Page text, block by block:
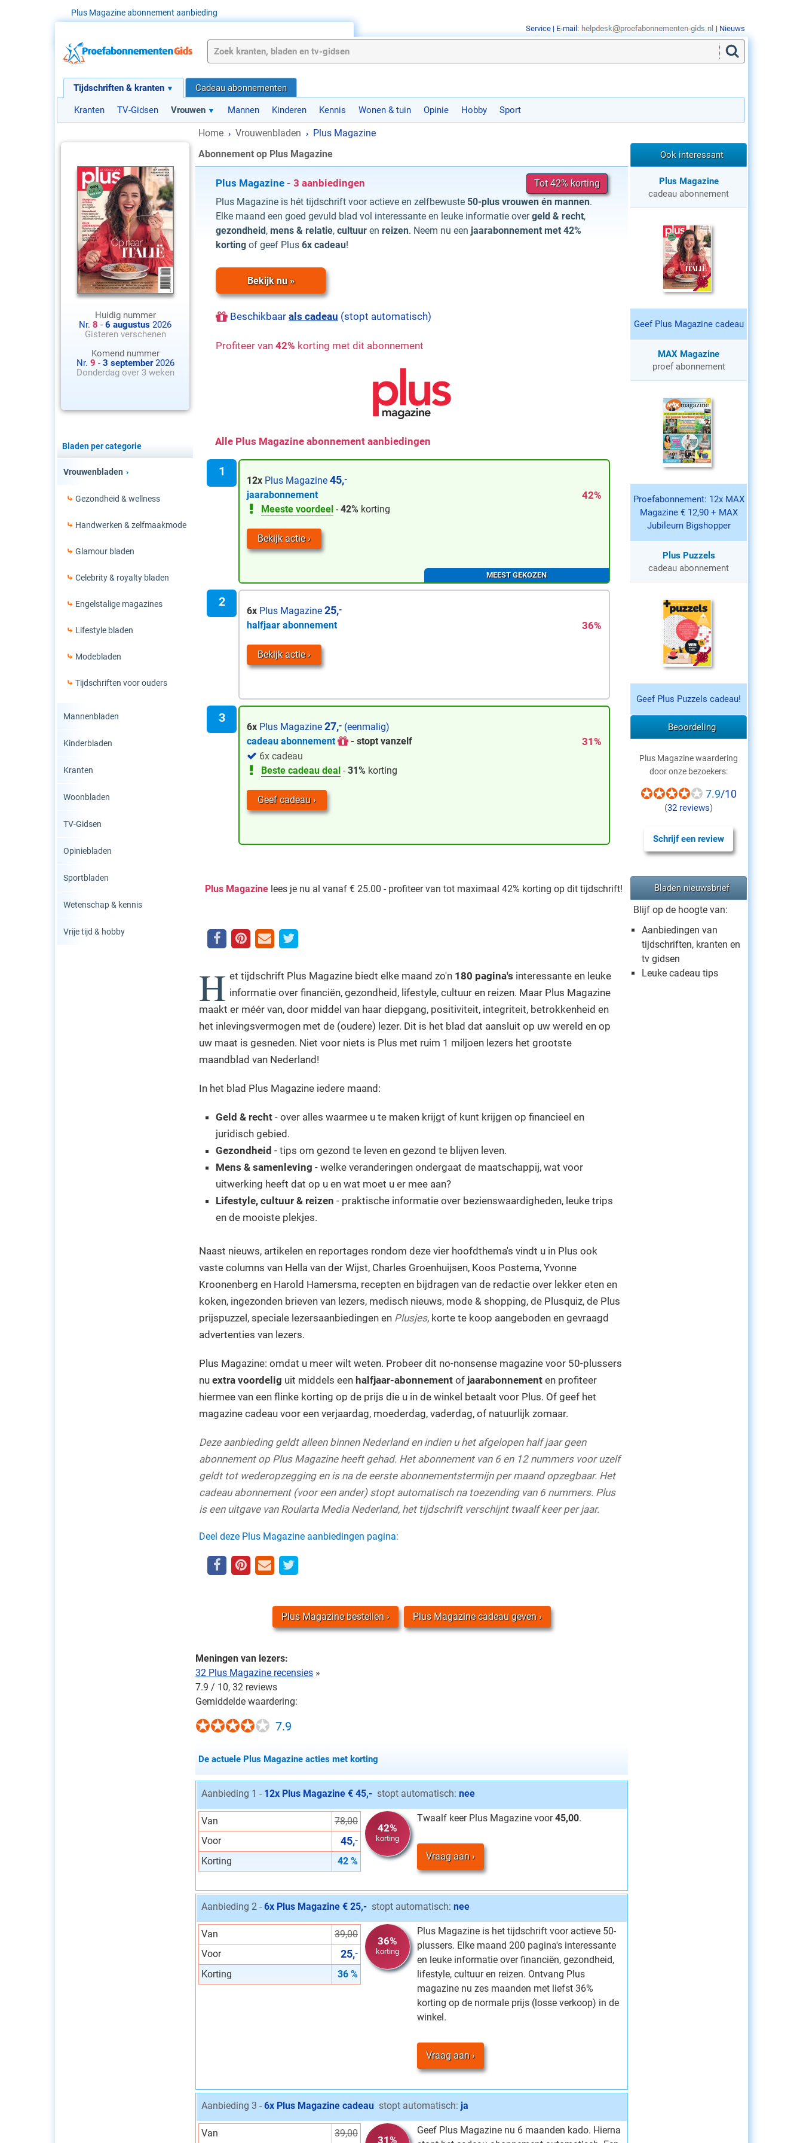
Plus Magazine abonnement aanbieding
Tijdschriften & kranten
Kranten TV-Gidsen Vrouwen Mannen Kinderen Kennis Wonen & tuin Opinie Hobby Sport
Cadeau abonnementen
Home › Vrouwenbladen › Plus Magazine
Huidig nummer
Nr. 8 - 6 augustus 2026
Gisteren verschenen
Komend nummer
Nr. 9 - 3 september2026
Donderdag over 3 weken
Bladen per categorie
Vrouwenbladen
Gezondheid & wellness
Handwerken & zelfmaakmode
Glamour bladen
Celebrity & royalty bladen
Engelstalige magazines
Lifestyle bladen
Modebladen
Tijdschriften voor ouders
Mannenbladen
Kinderbladen
Kranten
Woonbladen
TV-Gidsen
Opiniebladen
Sportbladen
Wetenschap & kennis
Vrije tijd & hobby
Abonnement op Plus Magazine
Tot 42% korting
Plus Magazine - 3 aanbiedingen
Plus Magazine is hét tijdschrift voor actieve en zelfbewuste 50-plus vrouwen én mannen.
Elke maand een goed gevuld blad vol interessante en leuke informatie overgeld & recht,
gezondheid, mens & relatie, cultuur en reizen. Neem nu een jaarabonnement met 42%
korting of geef Plus 6x cadeau!
Bekijk nu »
Beschikbaar als cadeau (stopt automatisch)
Profiteer van 42% korting met dit abonnement
Alle Plus Magazine abonnement aanbiedingen
12x Plus Magazine 45,-
jaarabonnement 42%
Meeste voordeel - 42% korting
MEEST GEKOZEN
Bekijk actie
6x Plus Magazine 25,-
halfjaar abonnement 36%
Bekijk actie
6x Plus Magazine 27,- (eenmalig)
cadeau abonnement
31%
- stopt vanzelf
6x cadeau
Beste cadeau deal - 31% korting
Geef cadeau
Plus Magazine lees je nu al vanaf € 25.00 - profiteer van tot maximaal 42% korting op dit tijdschrift!
H et tijdschrift Plus Magazine biedt elke maand zo'n 180 pagina's interessante en leuke
informatie over financiën, gezondheid, lifestyle, cultuur en reizen. Maar Plus Magazine
maakt er méér van, door middel van haar diepgang, positiviteit, integriteit, betrokkenheid en
het inlevingsvermogen met de (oudere) lezer. Dit is het blad dat aansluit op uw wereld en op
uw maat is gesneden. Niet voor niets is Plus met ruim 1 miljoen lezers het grootste
maandblad van Nederland!
In het blad Plus Magazine iedere maand:
Geld & recht - over alles waarmee u te maken krijgt of kunt krijgen op financieel en
juridisch gebied.
Gezondheid - tips om gezond te leven en gezond te blijven leven.
Mens & samenleving - welke veranderingen ondergaat de maatschappij, wat voor
uitwerking heeft dat op u en wat moet u er mee aan?
Lifestyle, cultuur & reizen - praktische informatie over bezienswaardigheden, leuke trips
en de mooiste plekjes.
Naast nieuws, artikelen en reportages rondom deze vier hoofdthema's vindt u in Plus ook
vaste columns van Hella van der Wijst, Charles Groenhuijsen, Koos Postema, Yvonne
Kroonenberg en Harold Hamersma, recepten en bijdragen van de redactie over lekker eten en
koken, ingezonden brieven van lezers, medisch nieuws, mode & shopping, de Plusquiz, de Plus
prijspuzzel, speciale lezersaanbiedingen en Plusjes, korte te koop aangeboden en gevraagd
advertenties van lezers.
Plus Magazine: omdat u meer wilt weten. Probeer dit no-nonsense magazine voor 50-plussers
nu extra voordelig uit middels een halfjaar-abonnement of jaarabonnement en profiteer
hiermee van een flinke korting op de prijs die u in de winkel betaalt voor Plus. Of geef het
magazine cadeau voor een verjaardag, moederdag, vaderdag, of natuurlijk zomaar.
Deze aanbieding geldt alleen binnen Nederland en indien u het afgelopen half jaar geen
abonnement op Plus Magazine heeft gehad. Het abonnement van 6 en 12 nummers voor uzelf
geldt tot wederopzegging en is na de eerste abonnementstermijn per maand opzegbaar. Het
cadeau abonnement (voor een ander) stopt automatisch na toezending van 6 nummers. Plus
is een uitgave van Roularta Media Nederland, het tijdschrift verschijnt twaalf keer per jaar.
Deel deze Plus Magazine aanbiedingen pagina:
Plus Magazine bestellen Plus Magazine cadeau geven
Meningen van lezers:
32 Plus Magazine recensies »
7.9 / 10, 32 reviews
Gemiddelde waardering:
7.9
De actuele Plus Magazine acties met korting
Aanbieding 1 - 12x Plus Magazine € 45,- stopt automatisch: nee
Van
78,00
Voor
45,-
Korting 42 %
42%
korting
Twaalf keer Plus Magazine voor45,00.
Vraag aan
Aanbieding 2 - 6x Plus Magazine € 25,- stopt automatisch: nee
Van
39,00
Voor
25,-
Korting 36 %
36%
korting
Plus Magazine is het tijdschrift voor actieve 50-
plussers. Elke maand 200 pagina's interessante
en leuke informatie over financiën, gezondheid,
lifestyle, cultuur en reizen. Ontvang Plus
magazine nu zes maanden met liefst 36%
korting op de normale prijs (losse verkoop) in de
winkel.
Vraag aan
Aanbieding 3 - 6x Plus Magazine cadeau stopt automatisch: ja
Van 39,00
31%
Geef Plus Magazine nu 6 maanden kado. Hierna
Ook interessant
Plus Magazine
cadeau abonnement
Geef Plus Magazine cadeau
MAX Magazine
proef abonnement
Proefabonnement: 12x MAX
Magazine € 12,90 + MAX
Jubileum Bigshopper
Plus Puzzels
cadeau abonnement
Geef Plus Puzzels cadeau!
Beoordeling
Plus Magazine waardering
door onze bezoekers:
7.9/10
(32 reviews)
Schrijf een review
Bladen nieuwsbrief
Blijf op de hoogte van:
Aanbiedingen van
tijdschriften, kranten en
tv gidsen
Leuke cadeau tips
Service | E-mail: | Nieuws